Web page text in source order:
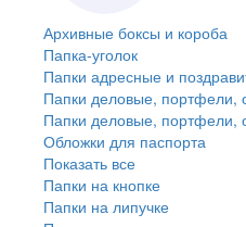
Архивные боксы и короба
Папка-уголок
Папки адресные и
Папки деловые, портфели,
Папки деловые, портфели,
Обложки для паспорта
Показать все
Папки на кнопке
Папки на липучке